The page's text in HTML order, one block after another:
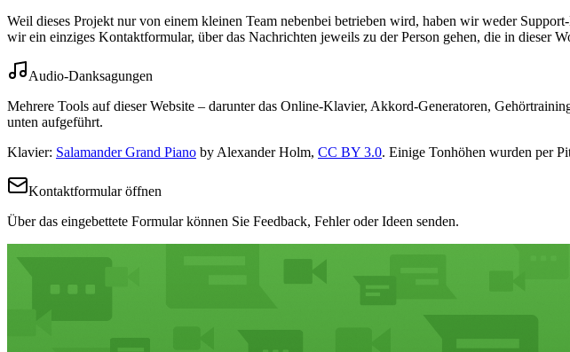
Weil dieses Projekt nur von einem kleinen Team nebenbei betrieben wird, haben wir weder
wir ein einziges Kontaktformular, über das Nachrichten jeweils zu der Person gehen, die in dieser
Audio‑Danksagungen
Mehrere Tools auf dieser Website – darunter das Online‑Klavier, Akkord‑Generatoren,
unten aufgeführt.
Klavier: Salamander Grand Piano by Alexander Holm, CC BY 3.0. Einige Tonhöhen wurden per
Kontaktformular öffnen
Über das eingebettete Formular können Sie Feedback, Fehler oder Ideen senden.